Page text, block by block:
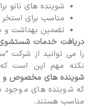
شوینده های نانو
مناسب برای استخر
تضمین بهداشت و
دریافت خدمات شستشوی
را می توانید از شرکت
نکته مهم این است که
شوینده های مخصوص و
که شوینده های موجود
مناسب هستند.